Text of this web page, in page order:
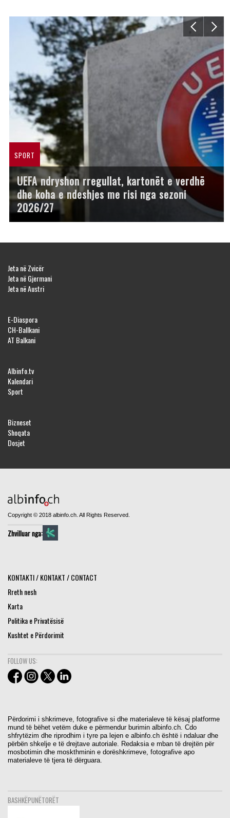
SPORT
UEFA ndryshon rregullat, kartonët e verdhë
dhe koha e ndeshjes me risi nga sezoni
2026/27
Jeta në Zvicër
Jeta në Gjermani
Jeta në Austri
E-Diaspora
CH-Ballkani
AT Balkani
Albinfo.tv
Kalendari
Sport
Bizneset
Shoqata
Dosjet
Copyright © 2018 albinfo.ch. All Rights Reserved.
Zhvilluar nga:
KONTAKTI / KONTAKT / CONTACT
Rreth nesh
Karta
Politika e Privatësisë
Kushtet e Përdorimit
FOLLOW US:
Përdorimi i shkrimeve, fotografive si dhe materialeve të kësaj platforme
mund të bëhet vetëm duke e përmendur burimin albinfo.ch. Cdo
shfrytëzim dhe riprodhim i tyre pa lejen e albinfo.ch është i ndaluar dhe
përbën shkelje e të drejtave autoriale. Redaksia e mban të drejtën për
mosbotimin dhe moskthminin e dorëshkrimeve, fotografive apo
materialeve të tjera të dërguara.
BASHKËPUNËTORËT